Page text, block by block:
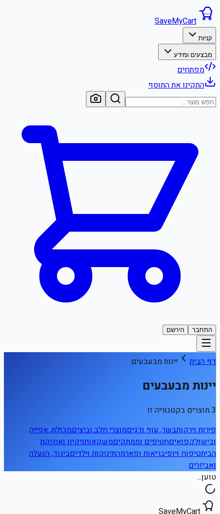
SaveMyCart
קניות
מבצעים ומידע
מפתחים
התקינו את התוסף
התחבר הירשם
דף הבית יינות מבעבעים
יינות מבעבעים
3 מוצרים בקטגוריה זו
פירות וירקותבשר, עוף ודגיםמוצרי חלב וביציםמכולת, אפייה
ובישולקפואיםחטיפים וממתקיםמשקאותניקיון ואחזקת
הביתטיפוח ויופיבריאות ופארמהתינוקות וילדיםביגוד, הנעלה
ואביזרים
טוען...
SaveMyCart